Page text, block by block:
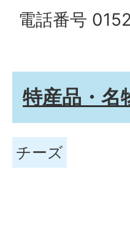
電話番号
特産品・名
チーズ